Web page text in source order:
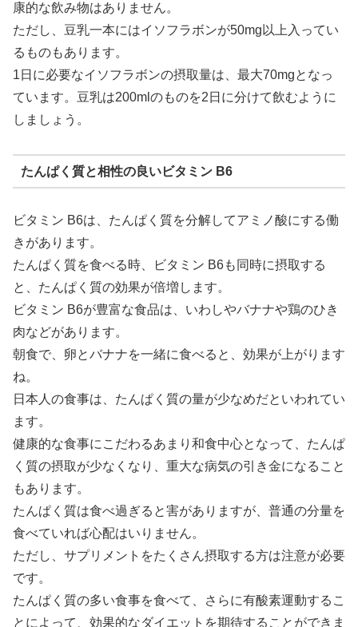
康的な飲み物はありません。
ただし、豆乳一本にはイソフラボンが50mg以上入ってい
るものもあります。
1日に必要なイソフラボンの摂取量は、最大70mgとなっ
ています。豆乳は200mlのものを2日に分けて飲むように
しましょう。
たんぱく質と相性の良いビタミン B6
ビタミン B6は、たんぱく質を分解してアミノ酸にする働
きがあります。
たんぱく質を食べる時、ビタミン B6も同時に摂取する
と、たんぱく質の効果が倍増します。
ビタミン B6が豊富な食品は、いわしやバナナや鶏のひき
肉などがあります。
朝食で、卵とバナナを一緒に食べると、効果が上がります
ね。
日本人の食事は、たんぱく質の量が少なめだといわれてい
ます。
健康的な食事にこだわるあまり和食中心となって、たんぱ
く質の摂取が少なくなり、重大な病気の引き金になること
もあります。
たんぱく質は食べ過ぎると害がありますが、普通の分量を
食べていれば心配はいりません。
ただし、サプリメントをたくさん摂取する方は注意が必要
です。
たんぱく質の多い食事を食べて、さらに有酸素運動するこ
とによって、効果的なダイエットを期待することができま